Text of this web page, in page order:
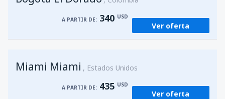
A PARTIR DE: 340 USD
Ver oferta
Miami Miami Estados Unidos
A PARTIR DE: 435 USD
Ver oferta